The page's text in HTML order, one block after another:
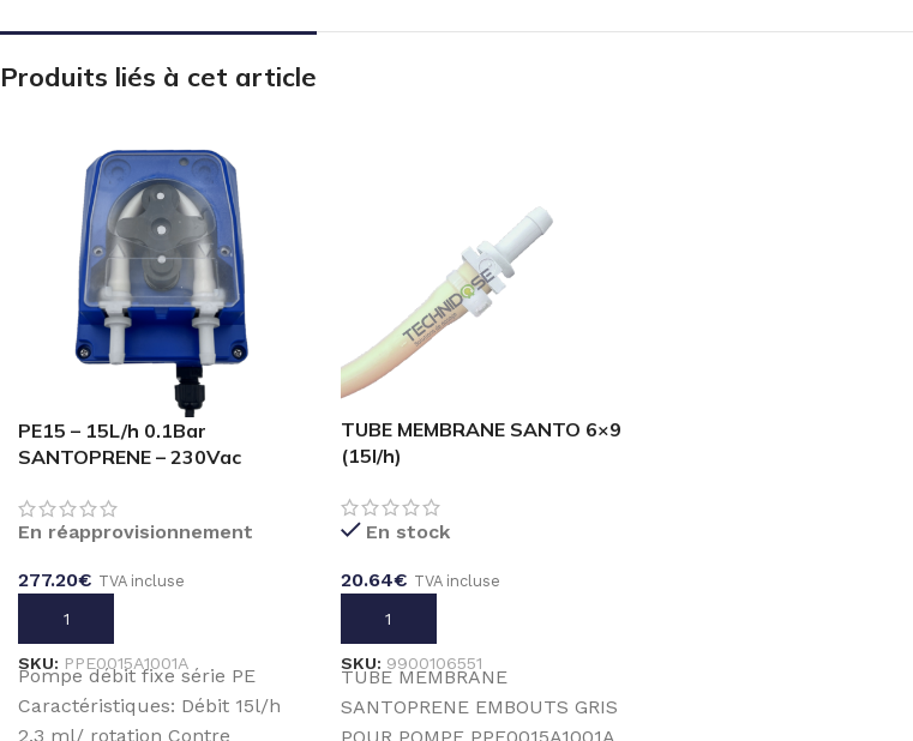
Produits liés à cet article
PE15 – 15L/h 0.1Bar
SANTOPRENE – 230Vac
En réapprovisionnement
277.20€ TVA incluse
AJOUTER AU PANIER
SKU: PPE0015A1001A
Pompe débit fixe série PE
Caractéristiques: Débit 15l/h
2.3 ml/ rotation Contre
TUBE MEMBRANE SANTO 6×9
(15l/h)
En stock
20.64€ TVA incluse
AJOUTER AU PANIER
SKU: 9900106551
TUBE MEMBRANE
SANTOPRENE EMBOUTS GRIS